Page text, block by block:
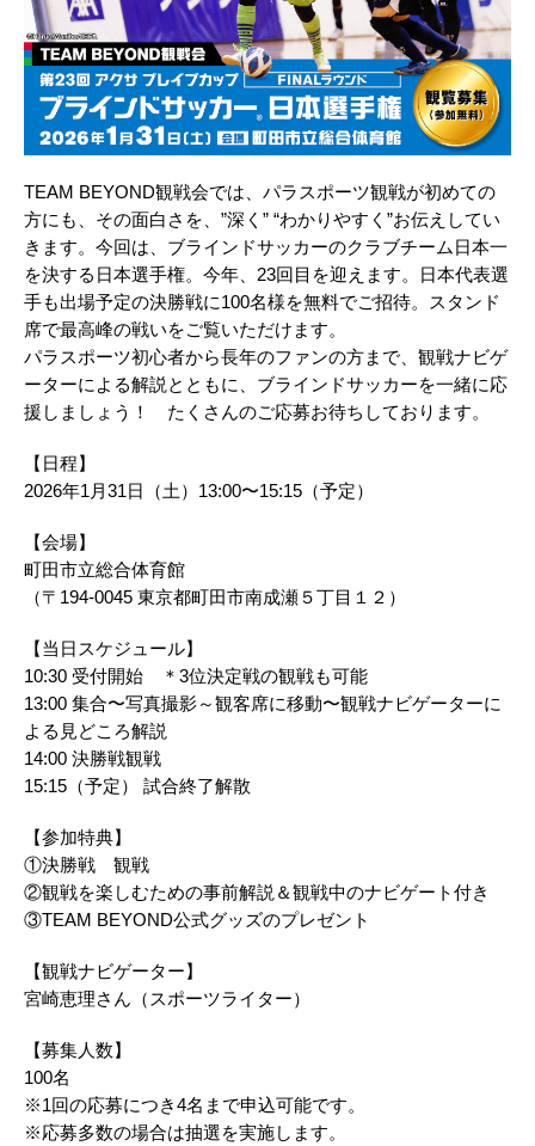
TEAM BEYOND観戦会では、パラスポーツ観戦が初めての
方にも、その面白さを、”深く” “わかりやすく”お伝えしてい
きます。今回は、ブラインドサッカーのクラブチーム日本一
を決する日本選手権。今年、23回目を迎えます。日本代表選
手も出場予定の決勝戦に100名様を無料でご招待。スタンド
席で最高峰の戦いをご覧いただけます。​
パラスポーツ初心者から長年のファンの方まで、観戦ナビゲ
ーターによる解説とともに、ブラインドサッカーを一緒に応
援しましょう！ たくさんのご応募お待ちしております。
【日程】​
2026年1月31日（土）13:00〜15:15（予定） ​
【​会場】​
町田市立総合体育館​
（〒194-0045 東京都町田市南成瀬５丁目１２）​
【当日スケジュール】​
10:30 受付開始 ＊3位決定戦の観戦も可能​
13:00 集合〜写真撮影～観客席に移動〜観戦ナビゲーターに
よる見どころ解説​
14:00 決勝戦観戦​
15:15（予定） 試合終了解散​
【参加特典】​
①決勝戦 観戦​
②観戦を楽しむための事前解説＆観戦中のナビゲート付き​
③TEAM BEYOND公式グッズのプレゼント​
【観戦ナビゲーター】​
宮崎恵理さん（スポーツライター）​
【募集人数】 ​
100名 ​
※1回の応募につき4名まで申込可能です。​
※応募多数の場合は抽選を実施します。​